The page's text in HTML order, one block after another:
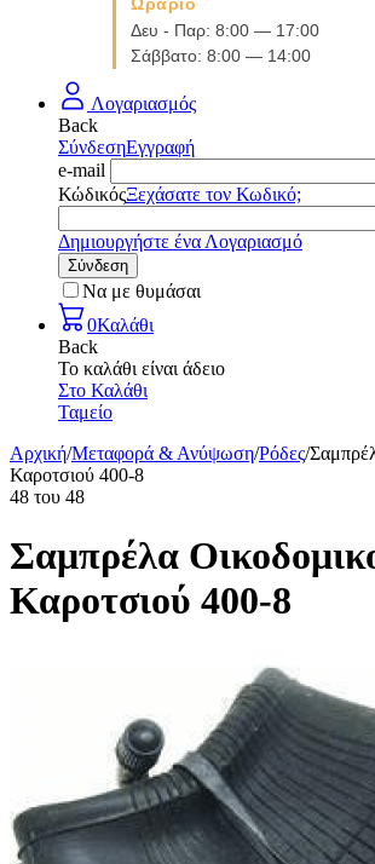
Δευ - Παρ: 8:00 — 17:00
Σάββατο: 8:00 — 14:00
Λογαριασμός
Back
ΣύνδεσηΕγγραφή
e-mail
ΚώδικόςΞεχάσατε τον Κωδικό;
Δημιουργήστε ένα Λογαριασμό
Σύνδεση
Να με θυμάσαι
0Καλάθι
Back
Το καλάθι είναι άδειο
Στο Καλάθι
Ταμείο
Αρχική/Μεταφορά & Ανύψωση/Ρόδες/
Καροτσιού 400-8
48 του 48
Σαμπρέλα
Καροτσιού 400-8